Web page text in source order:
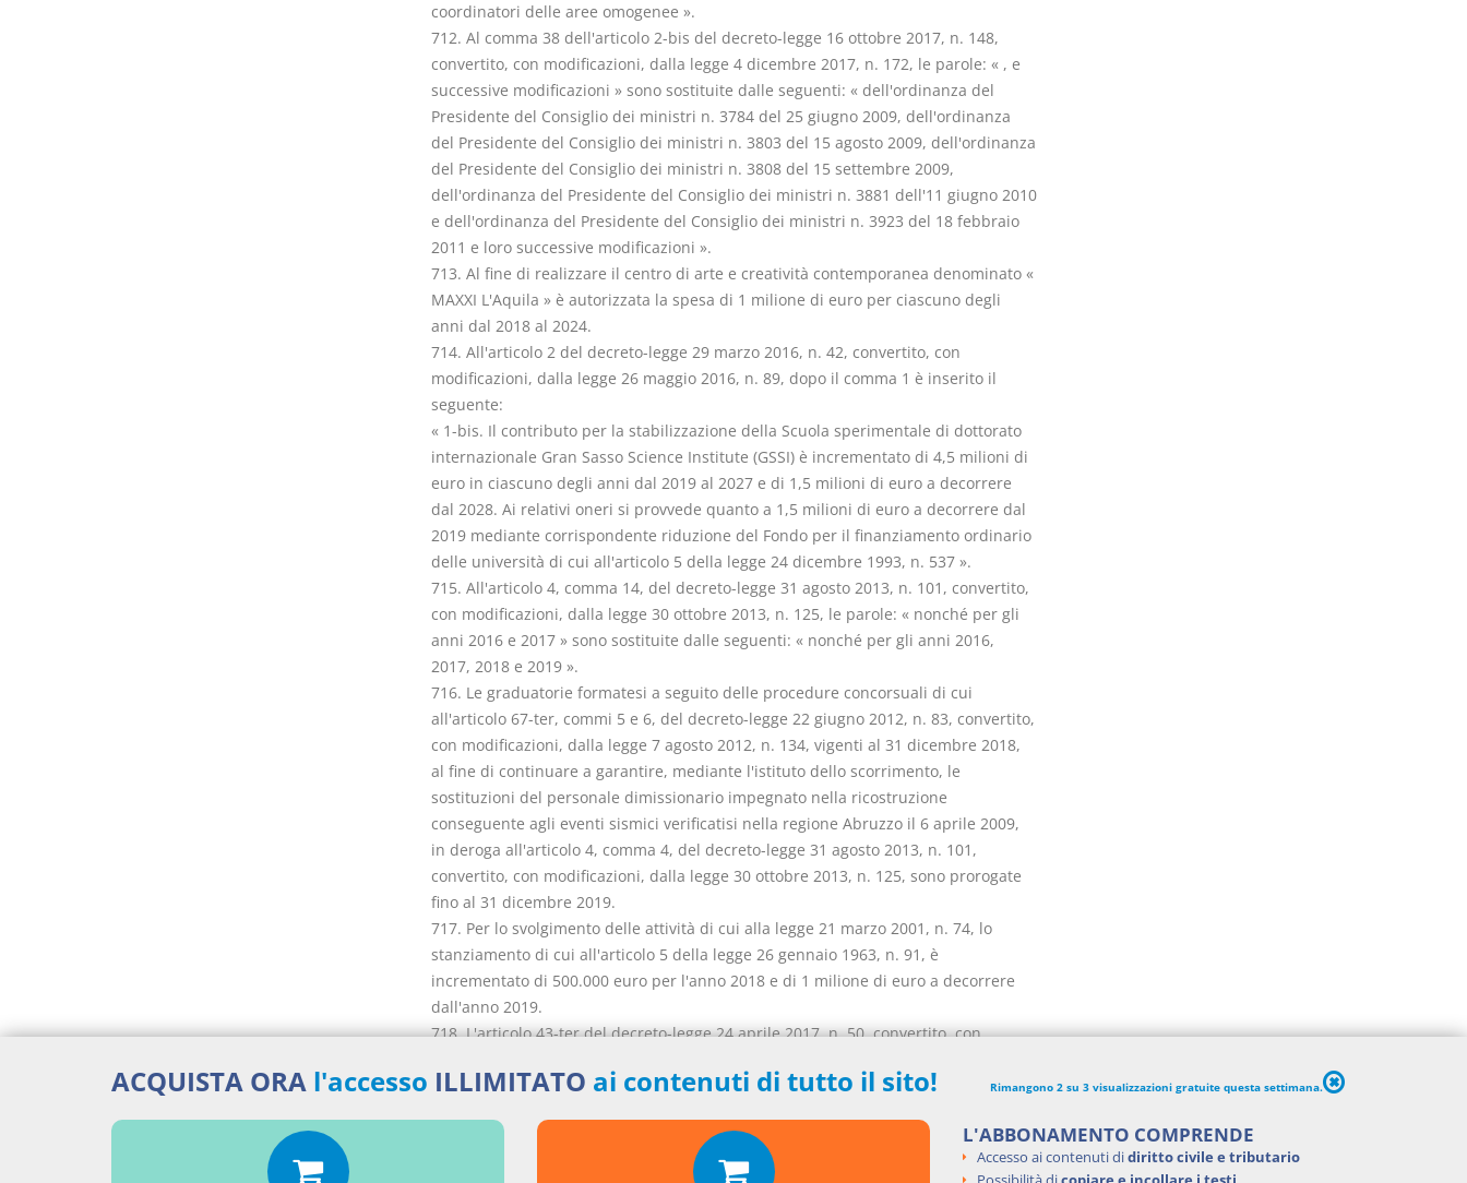
coordinatori delle aree omogenee ».
712. Al comma 38 dell'articolo 2-bis del decreto-legge 16 ottobre 2017, n. 148,
convertito, con modificazioni, dalla legge 4 dicembre 2017, n. 172, le parole: « , e
successive modificazioni » sono sostituite dalle seguenti: « dell'ordinanza del
Presidente del Consiglio dei ministri n. 3784 del 25 giugno 2009, dell'ordinanza
del Presidente del Consiglio dei ministri n. 3803 del 15 agosto 2009, dell'ordinanza
del Presidente del Consiglio dei ministri n. 3808 del 15 settembre 2009,
dell'ordinanza del Presidente del Consiglio dei ministri n. 3881 dell'11 giugno 2010
e dell'ordinanza del Presidente del Consiglio dei ministri n. 3923 del 18 febbraio
2011 e loro successive modificazioni ».
713. Al fine di realizzare il centro di arte e creatività contemporanea denominato «
MAXXI L'Aquila » è autorizzata la spesa di 1 milione di euro per ciascuno degli
anni dal 2018 al 2024.
714. All'articolo 2 del decreto-legge 29 marzo 2016, n. 42, convertito, con
modificazioni, dalla legge 26 maggio 2016, n. 89, dopo il comma 1 è inserito il
seguente:
« 1-bis. Il contributo per la stabilizzazione della Scuola sperimentale di dottorato
internazionale Gran Sasso Science Institute (GSSI) è incrementato di 4,5 milioni di
euro in ciascuno degli anni dal 2019 al 2027 e di 1,5 milioni di euro a decorrere
dal 2028. Ai relativi oneri si provvede quanto a 1,5 milioni di euro a decorrere dal
2019 mediante corrispondente riduzione del Fondo per il finanziamento ordinario
delle università di cui all'articolo 5 della legge 24 dicembre 1993, n. 537 ».
715. All'articolo 4, comma 14, del decreto-legge 31 agosto 2013, n. 101, convertito,
con modificazioni, dalla legge 30 ottobre 2013, n. 125, le parole: « nonché per gli
anni 2016 e 2017 » sono sostituite dalle seguenti: « nonché per gli anni 2016,
2017, 2018 e 2019 ».
716. Le graduatorie formatesi a seguito delle procedure concorsuali di cui
all'articolo 67-ter, commi 5 e 6, del decreto-legge 22 giugno 2012, n. 83, convertito,
con modificazioni, dalla legge 7 agosto 2012, n. 134, vigenti al 31 dicembre 2018,
al fine di continuare a garantire, mediante l'istituto dello scorrimento, le
sostituzioni del personale dimissionario impegnato nella ricostruzione
conseguente agli eventi sismici verificatisi nella regione Abruzzo il 6 aprile 2009,
in deroga all'articolo 4, comma 4, del decreto-legge 31 agosto 2013, n. 101,
convertito, con modificazioni, dalla legge 30 ottobre 2013, n. 125, sono prorogate
fino al 31 dicembre 2019.
717. Per lo svolgimento delle attività di cui alla legge 21 marzo 2001, n. 74, lo
stanziamento di cui all'articolo 5 della legge 26 gennaio 1963, n. 91, è
incrementato di 500.000 euro per l'anno 2018 e di 1 milione di euro a decorrere
dall'anno 2019.
718. L'articolo 43-ter del decreto-legge 24 aprile 2017, n. 50, convertito, con
«Art. 43-ter (Finanziamenti bancari agevolati per la ricostruzione). - 1. In relazione
di ricostruzione pubblica nelle regioni interessate e per il finanziamento di
interventi di ripristino e realizzazione delle opere di urbanizzazione primaria, ivi
ACQUISTA ORA l'accesso ILLIMITATO ai contenuti di tutto il sito! Rimangono 2 su 3 visualizzazioni gratuite questa settimana.
L'ABBONAMENTO COMPRENDE
Accesso ai contenuti didiritto civile e tributario